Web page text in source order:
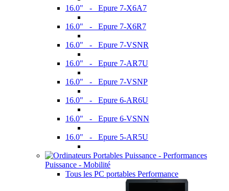
16.0" - Epure 7-X6A7
16.0" - Epure 7-X6R7
16.0" - Epure 7-VSNR
16.0" - Epure 7-AR7U
16.0" - Epure 7-VSNP
16.0" - Epure 6-AR6U
16.0" - Epure 6-VSNN
16.0" - Epure 5-AR5U
Puissance - Mobilité
Tous les PC portables Performance